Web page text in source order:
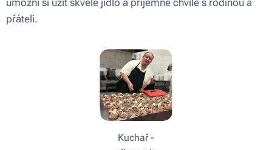
umožní si užít skvělé jídlo a příjemné chvíle s rodinou a
přáteli.
Kuchař -